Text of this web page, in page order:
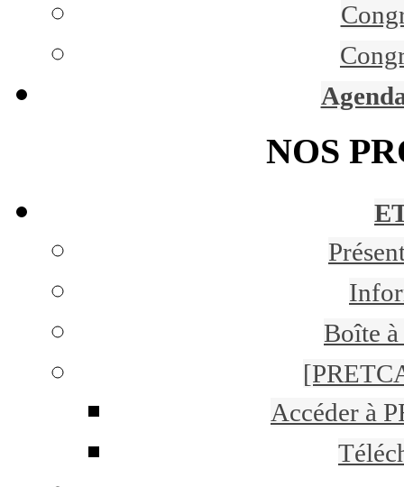
NOS
Boîte
Accéder à